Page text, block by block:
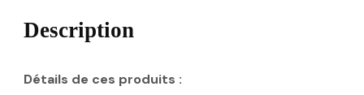
Description
Détails de ces produits :